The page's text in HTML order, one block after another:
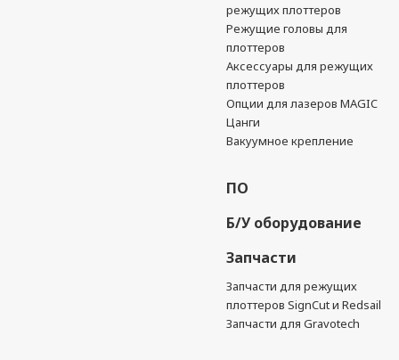
режущих плоттеров
Режущие головы для
плоттеров
Аксессуары для режущих
плоттеров
Опции для лазеров MAGIC
Цанги
Вакуумное крепление
ПО
Б/У оборудование
Запчасти
Запчасти для режущих
плоттеров SignCut и Redsail
Запчасти для Gravotech